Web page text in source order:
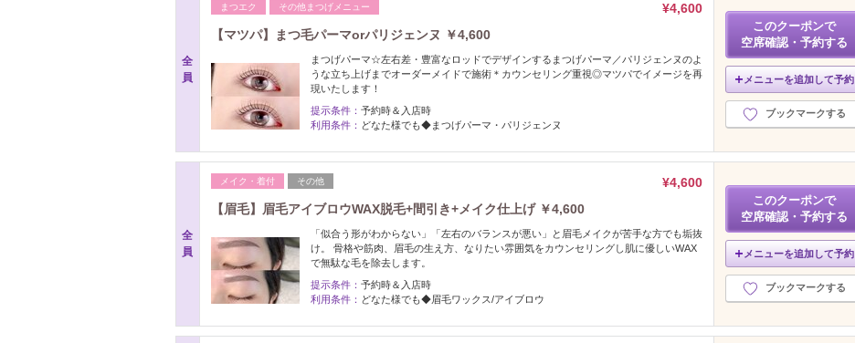
全
員
まつエク その他まつげメニュー
¥4,600
【マツパ】まつ毛パーマorパリジェンヌ ￥4,600
まつげパーマ☆左右差・豊富なロッドでデザインするまつげパーマ／パリジェンヌのよ
うな立ち上げまでオーダーメイドで施術＊カウンセリング重視◎マツパでイメージを再
現いたします！
提示条件： 予約時＆入店時
利用条件： どなた様でも◆まつげパーマ・パリジェンヌ
このクーポンで
空席確認・予約する
メニューを追加して予約
ブックマークする
全
員
メイク・着付 その他
¥4,600
【眉毛】眉毛アイブロウWAX脱毛+間引き+メイク仕上げ ￥4,600
「似合う形がわからない」「左右のバランスが悪い」と眉毛メイクが苦手な方でも垢抜
け。 骨格や筋肉、眉毛の生え方、なりたい雰囲気をカウンセリングし肌に優しいWAX
で無駄な毛を除去します。
提示条件： 予約時＆入店時
利用条件： どなた様でも◆眉毛ワックス/アイブロウ
このクーポンで
空席確認・予約する
メニューを追加して予約
ブックマークする